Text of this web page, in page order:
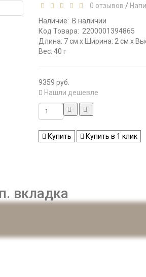
0 отзывов /
Наличие: В наличии
Код Товара: 2200001394865
Длина: 7 см x Ширина: 2 см x
Вес: 40 г
9359 руб.
Нашли дешевле
Купить Купить в 1 клик
вкладка